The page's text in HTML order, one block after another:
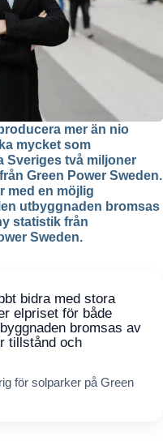
mer än nio
mycket som
Sveriges två miljoner
Green Power Sweden.
med en möjlig
utbyggnaden bromsas
statistik från
Sweden.
bidra med stora
elpriset för både
bromsas av
tillstånd och
för solparker på Green